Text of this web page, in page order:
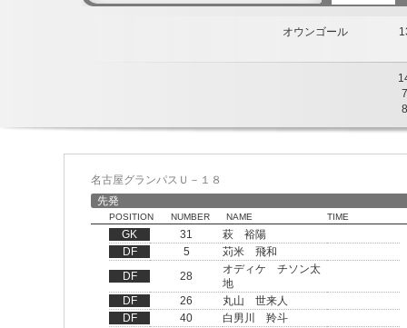
オウンゴール
7
8
名古屋グランパスＵ－１８
先発
POSITION NUMBER NAME TIME
GK 31
萩 裕陽
DF
5
苅米 飛和
DF
28
オディケ チソン太
地
DF
26
丸山 世来人
DF
40
白男川 羚斗